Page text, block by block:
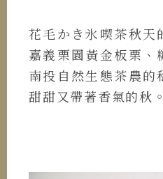
花毛かき氷喫茶秋天
嘉義栗園黃金板栗、
南投自然生態茶農的
甜甜又帶著香氣的秋。